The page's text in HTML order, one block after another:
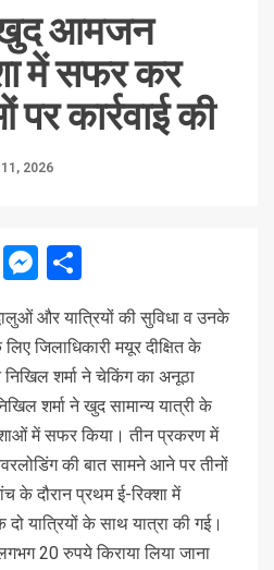
आमजन
में सफर कर
कार्रवाई की
2026
EmailMessenger
और यात्रियों की सुविधा व उनके
जिलाधिकारी मयूर दीक्षित के
शर्मा ने चेकिंग का अनूठा
शर्मा ने खुद सामान्य यात्री के
में सफर किया। तीन प्रकरण में
की बात सामने आने पर तीनों
के दौरान प्रथम ई-रिक्शा में
यात्रियों के साथ यात्रा की गई।
20 रुपये किराया लिया जाना